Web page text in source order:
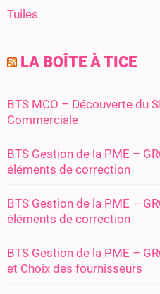
Tuiles
LA BOÎTE À TICE
BTS MCO – Découverte du
Commerciale
BTS Gestion de la PME –
éléments de correction
BTS Gestion de la PME –
éléments de correction
BTS Gestion de la PME –
et Choix des fournisseurs